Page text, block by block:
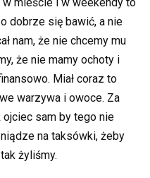
dobrze się bawić, a nie
nam, że nie chcemy mu
że nie mamy ochoty i
Miał coraz to
warzywa i owoce. Za
sam by tego nie
na taksówki, żeby
żyliśmy.